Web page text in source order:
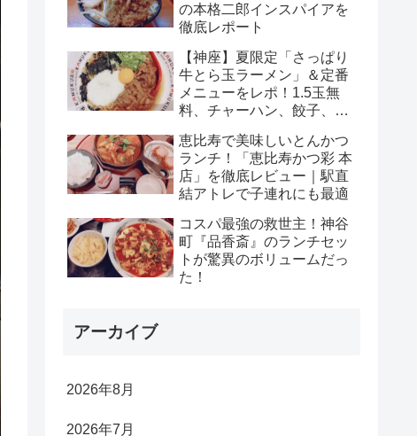
の本格二郎インスパイアを
徹底レポート
【神座】夏限定「さっぱり
牛とら玉ラーメン」＆定番
メニューをレポ！1.5玉無
料、チャーハン、餃子、ビ
恵比寿で美味しいとんかつ
ランチ！「恵比寿かつ彩 本
店」を徹底レビュー｜駅直
結アトレで子連れにも最適
コスパ最強の救世主！神谷
町『品香斎』のランチセッ
トが驚異のボリュームだっ
た！
アーカイブ
2026年8月
2026年7月